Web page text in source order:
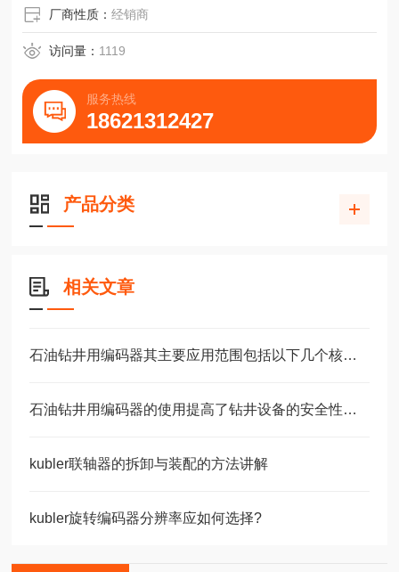
它的特点包括：
·重载制，通过冲击测试。
·高机械性能，抗冲击和振动。
·精确的镍或玻璃脉冲盘`，提供
厂商性质：经销商
访问量： 1119
服务热线
18621312427
产品分类
相关文章
石油钻井用编码器其主要应用范围包括以下几个核心场景
石油钻井用编码器的使用提高了钻井设备的安全性和可靠性
kubler联轴器的拆卸与装配的方法讲解
kubler旋转编码器分辨率应如何选择?